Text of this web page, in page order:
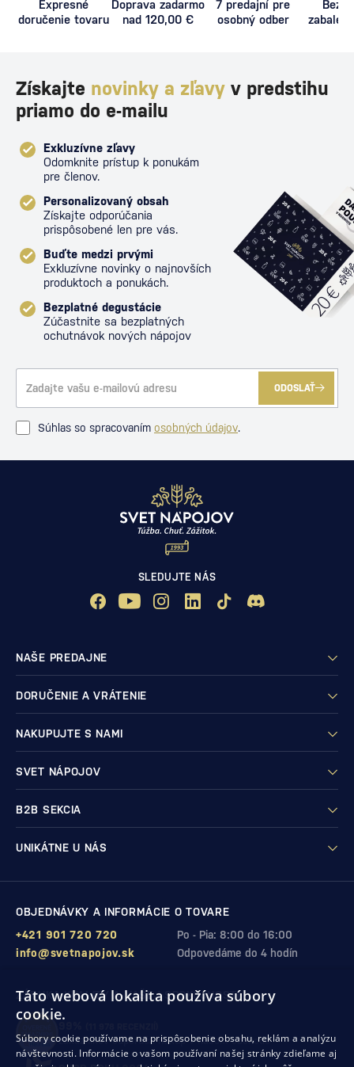
Expresné
doručenie tovaru
Doprava zadarmo
nad 120,00 €
7 predajní pre
osobný odber
Získajte novinky a zľavy v predstihu
priamo do e-mailu
Exkluzívne zľavy
Odomknite prístup k ponukám
pre členov.
Personalizovaný obsah
Získajte odporúčania
prispôsobené len pre vás.
Buďte medzi prvými
Exkluzívne novinky o najnovších
produktoch a ponukách.
Bezplatné degustácie
Zúčastnite sa bezplatných
ochutnávok nových nápojov
ODOSLAŤ
Súhlas so spracovaním osobných údajov.
SLEDUJTE NÁS
NAŠE PREDAJNE
DORUČENIE A VRÁTENIE
NAKUPUJTE S NAMI
SVET NÁPOJOV
B2B SEKCIA
UNIKÁTNE U NÁS
OBJEDNÁVKY A INFORMÁCIE O TOVARE
Po - Pia: 8:00 do 16:00
+421 901 720 720
Odpovedáme do 4 hodín
info@svetnapojov.sk
ZÁRUKA KVALITY A VAŠEJ SPOKOJNOSTI
zákazníkov odporúča nákup v našom obchode
Táto webová lokalita používa súbory
cookie.
Súbory cookie používame na prispôsobenie obsahu, reklám a analýzu
návštevnosti. Informácie o vašom používaní našej stránky zdieľame aj